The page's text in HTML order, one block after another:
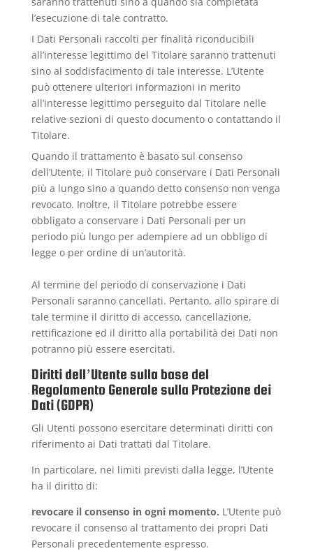
l’esecuzione di tale contratto.
I Dati Personali raccolti per finalità riconducibili
all’interesse legittimo del Titolare saranno trattenuti
sino al soddisfacimento di tale interesse. L’Utente
può ottenere ulteriori informazioni in merito
all’interesse legittimo perseguito dal Titolare nelle
relative sezioni di questo documento o contattando il
Titolare.
Quando il trattamento è basato sul consenso
dell’Utente, il Titolare può conservare i Dati Personali
più a lungo sino a quando detto consenso non venga
revocato. Inoltre, il Titolare potrebbe essere
obbligato a conservare i Dati Personali per un
periodo più lungo per adempiere ad un obbligo di
legge o per ordine di un’autorità.
Al termine del periodo di conservazione i Dati
Personali saranno cancellati. Pertanto, allo spirare di
tale termine il diritto di accesso, cancellazione,
rettificazione ed il diritto alla portabilità dei Dati non
potranno più essere esercitati.
Diritti dell’Utente sulla base del
Regolamento Generale sulla Protezione dei
Dati (GDPR)
Gli Utenti possono esercitare determinati diritti con
riferimento ai Dati trattati dal Titolare.
In particolare, nei limiti previsti dalla legge, l’Utente
ha il diritto di:
revocare il consenso in ogni momento. L’Utente può
revocare il consenso al trattamento dei propri Dati
Personali precedentemente espresso.